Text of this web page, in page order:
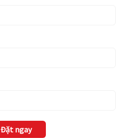
Đặt ngay